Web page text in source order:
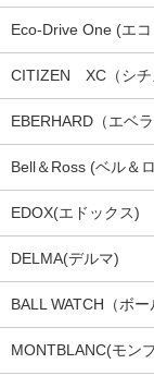
Eco-Drive One (エ
CITIZEN XC（シチ
EBERHARD（エベラ
Bell＆Ross (ベル＆
EDOX(エドックス)
DELMA(デルマ)
BALL WATCH（ボー
MONTBLANC(モン